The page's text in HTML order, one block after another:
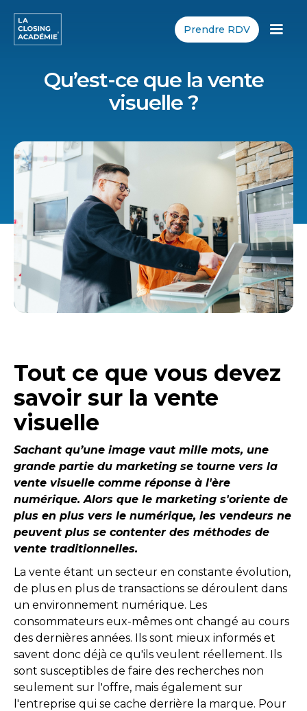
Prendre RDV
Qu’est-ce que la vente
visuelle ?
Tout ce que vous devez
savoir sur la vente
visuelle
Sachant qu’une image vaut mille mots, une
grande partie du marketing se tourne vers la
vente visuelle comme réponse à l'ère
numérique. Alors que le marketing s'oriente de
plus en plus vers le numérique, les vendeurs ne
peuvent plus se contenter des méthodes de
vente traditionnelles.
La vente étant un secteur en constante évolution,
de plus en plus de transactions se déroulent dans
un environnement numérique. Les
consommateurs eux-mêmes ont changé au cours
des dernières années. Ils sont mieux informés et
savent donc déjà ce qu'ils veulent réellement. Ils
sont susceptibles de faire des recherches non
seulement sur l'offre, mais également sur
l'entreprise qui se cache derrière la marque. Pour